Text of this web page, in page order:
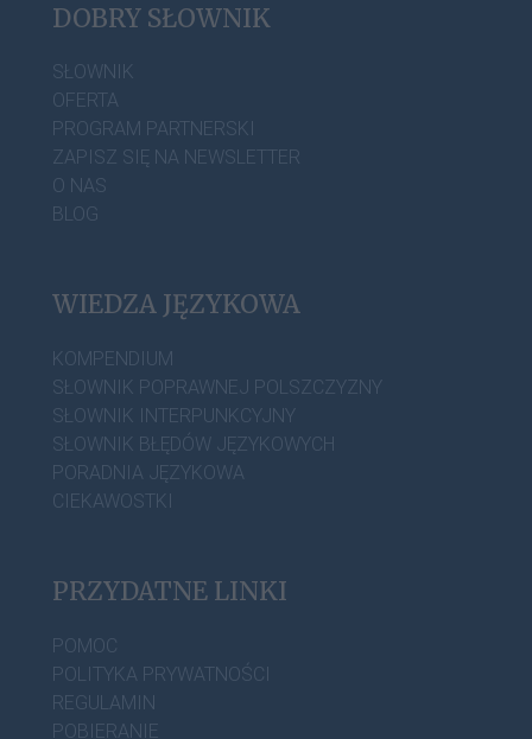
DOBRY SŁOWNIK
SŁOWNIK
OFERTA
PROGRAM PARTNERSKI
ZAPISZ SIĘ NA NEWSLETTER
O NAS
BLOG
WIEDZA JĘZYKOWA
KOMPENDIUM
SŁOWNIK POPRAWNEJ POLSZCZYZNY
SŁOWNIK INTERPUNKCYJNY
SŁOWNIK BŁĘDÓW JĘZYKOWYCH
PORADNIA JĘZYKOWA
CIEKAWOSTKI
PRZYDATNE LINKI
POMOC
POLITYKA PRYWATNOŚCI
REGULAMIN
POBIERANIE